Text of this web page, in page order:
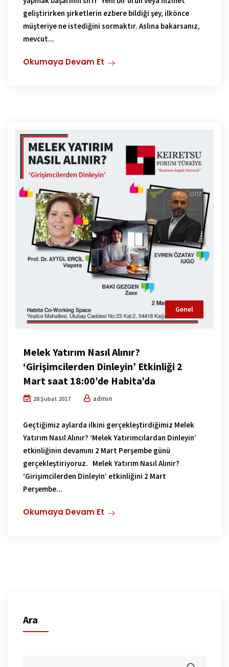
geliştirirken şirketlerin ezbere bildiği şey, ilkönce
müşteriye ne istediğini sormaktır. Aslına bakarsanız,
mevcut...
Okumaya Devam Et
Genel
Melek Yatırım Nasıl Alınır?
‘Girişimcilerden Dinleyin’ Etkinliği 2
Mart saat 18:00’de Habita’da
28 Şubat 2017 admin
Geçtiğimiz aylarda ilkini gerçekleştirdiğimiz Melek
Yatırım Nasıl Alınır? ‘Melek Yatırımcılardan Dinleyin’
etkinliğinin devamını 2 Mart Perşembe günü
gerçekleştiriyoruz. Melek Yatırım Nasıl Alınır?
‘Girişimcilerden Dinleyin’ etkinliğini 2 Mart
Perşembe...
Okumaya Devam Et
Ara